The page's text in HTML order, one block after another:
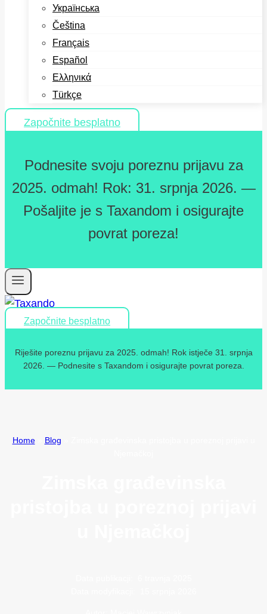
Українська
Čeština
Français
Español
Ελληνικά
Türkçe
Započnite besplatno
Podnesite svoju poreznu prijavu za
2025. odmah! Rok: 31. srpnja 2026. —
Pošaljite je s Taxandom i osigurajte
povrat poreza!
Započnite besplatno
Riješite poreznu prijavu za 2025. odmah! Rok istječe 31. srpnja
2026. — Podnesite s Taxandom i osigurajte povrat poreza.
Home» Blog